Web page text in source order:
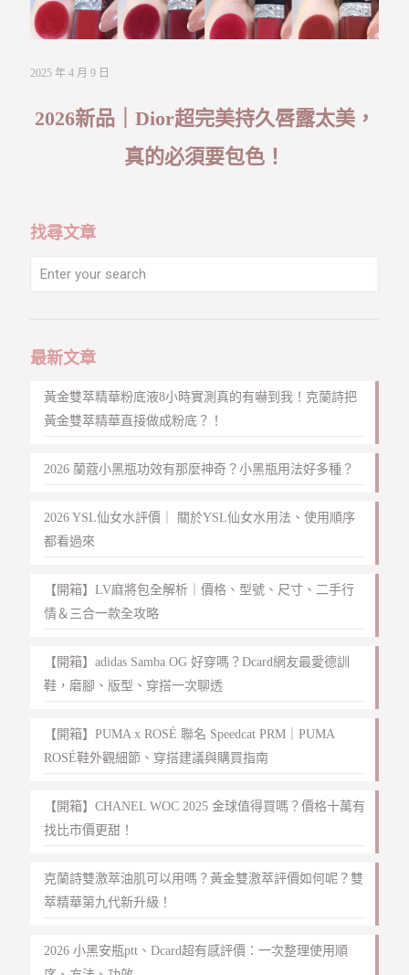
2025 年 4 月 9 日
2026新品｜Dior超完美持久唇露太美，
真的必須要包色！
找尋文章
最新文章
黃金雙萃精華粉底液8小時實測真的有嚇到我！克蘭詩把
黃金雙萃精華直接做成粉底？！
2026 蘭蔻小黑瓶功效有那麼神奇？小黑瓶用法好多種？
2026 YSL仙女水評價｜ 關於YSL仙女水用法、使用順序
都看過來
【開箱】LV麻將包全解析｜價格、型號、尺寸、二手行
情＆三合一款全攻略
【開箱】adidas Samba OG 好穿嗎？Dcard網友最愛德訓
鞋，磨腳、版型、穿搭一次聊透
【開箱】PUMA x ROSÉ 聯名 Speedcat PRM｜PUMA
ROSÉ鞋外觀細節、穿搭建議與購買指南
【開箱】CHANEL WOC 2025 金球值得買嗎？價格十萬有
找比市價更甜！
克蘭詩雙激萃油肌可以用嗎？黃金雙激萃評價如何呢？雙
萃精華第九代新升級！
2026 小黑安瓶ptt、Dcard超有感評價：一次整理使用順